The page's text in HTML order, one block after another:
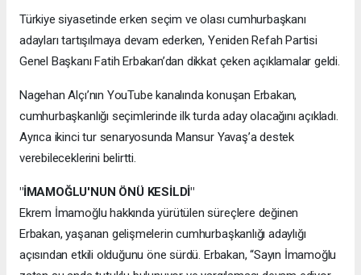
Türkiye siyasetinde erken seçim ve olası cumhurbaşkanı
adayları tartışılmaya devam ederken, Yeniden Refah Partisi
Genel Başkanı Fatih Erbakan’dan dikkat çeken açıklamalar geldi.
Nagehan Alçı’nın YouTube kanalında konuşan Erbakan,
cumhurbaşkanlığı seçimlerinde ilk turda aday olacağını açıkladı.
Ayrıca ikinci tur senaryosunda Mansur Yavaş’a destek
verebileceklerini belirtti.
"İMAMOĞLU'NUN ÖNÜ KESİLDİ"
Ekrem İmamoğlu hakkında yürütülen süreçlere değinen
Erbakan, yaşanan gelişmelerin cumhurbaşkanlığı adaylığı
açısından etkili olduğunu öne sürdü. Erbakan, “Sayın İmamoğlu